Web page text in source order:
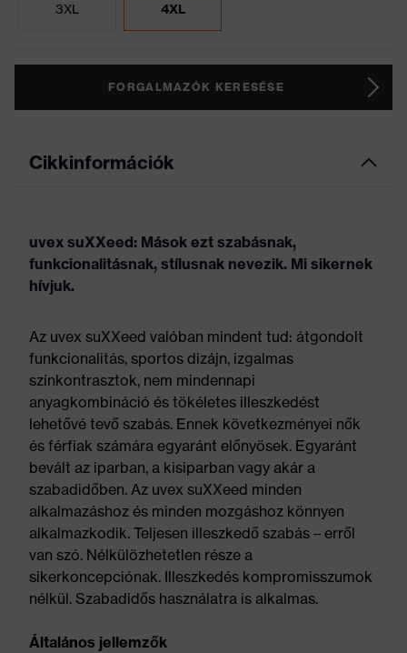
3XL 4XL
FORGALMAZÓK KERESÉSE
Cikkinformációk
uvex suXXeed: Mások ezt szabásnak,
funkcionalitásnak, stílusnak nevezik. Mi sikernek
hívjuk.
Az uvex suXXeed valóban mindent tud: átgondolt
funkcionalitás, sportos dizájn, izgalmas
színkontrasztok, nem mindennapi
anyagkombináció és tökéletes illeszkedést
lehetővé tevő szabás. Ennek következményei nők
és férfiak számára egyaránt előnyösek. Egyaránt
bevált az iparban, a kisiparban vagy akár a
szabadidőben. Az uvex suXXeed minden
alkalmazáshoz és minden mozgáshoz könnyen
alkalmazkodik. Teljesen illeszkedő szabás – erről
van szó. Nélkülözhetetlen része a
sikerkoncepciónak. Illeszkedés kompromisszumok
nélkül. Szabadidős használatra is alkalmas.
Általános jellemzők